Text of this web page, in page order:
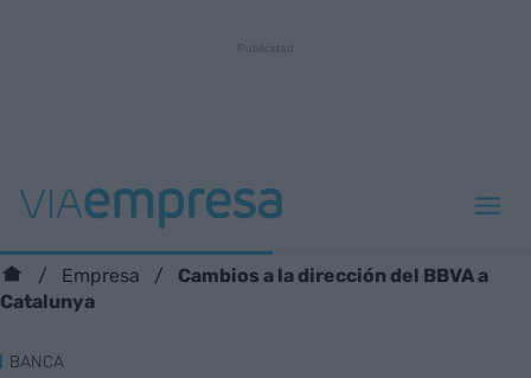
Empresa
Cambios a la dirección del BBVA a
Catalunya
BANCA